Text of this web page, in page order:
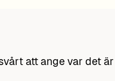
att ange var det